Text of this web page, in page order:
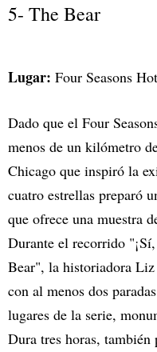
5- The Bear
Lugar: Four Seasons
Dado que el Four
menos de un kilómetro
Chicago que inspiró la
cuatro estrellas preparó
que ofrece una muestra
Durante el recorrido
Bear", la historiadora
con al menos dos
lugares de la serie,
Dura tres horas, también